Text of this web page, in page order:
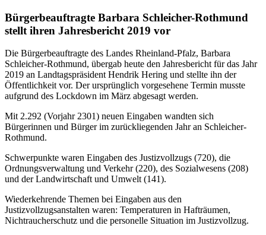
Bürgerbeauftragte Barbara Schleicher-Rothmund
stellt ihren Jahresbericht 2019 vor
Die Bürgerbeauftragte des Landes Rheinland-Pfalz, Barbara
Schleicher-Rothmund, übergab heute den Jahresbericht für das Jahr
2019 an Landtagspräsident Hendrik Hering und stellte ihn der
Öffentlichkeit vor. Der ursprünglich vorgesehene Termin musste
aufgrund des Lockdown im März abgesagt werden.
Mit 2.292 (Vorjahr 2301) neuen Eingaben wandten sich
Bürgerinnen und Bürger im zurückliegenden Jahr an Schleicher-
Rothmund.
Schwerpunkte waren Eingaben des Justizvollzugs (720), die
Ordnungsverwaltung und Verkehr (220), des Sozialwesens (208)
und der Landwirtschaft und Umwelt (141).
Wiederkehrende Themen bei Eingaben aus den
Justizvollzugsanstalten waren: Temperaturen in Hafträumen,
Nichtraucherschutz und die personelle Situation im Justizvollzug.